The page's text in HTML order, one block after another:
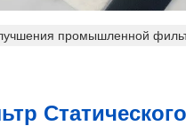
промышленной